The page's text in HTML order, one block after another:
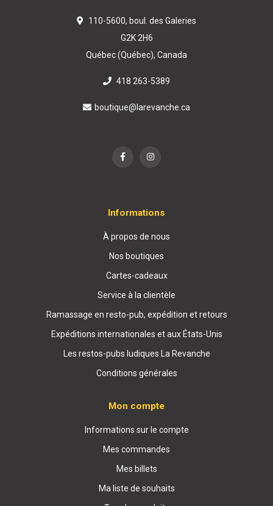
110-5600, boul. des Galeries
G2K 2H6
Québec (Québec), Canada
418 263-5389
boutique@larevanche.ca
Informations
À propos de nous
Nos boutiques
Cartes-cadeaux
Service à la clientèle
Ramassage en resto-pub, expédition et retours
Expéditions internationales et aux États-Unis
Les restos-pubs ludiques La Revanche
Conditions générales
Mon compte
Informations sur le compte
Mes commandes
Mes billets
Ma liste de souhaits